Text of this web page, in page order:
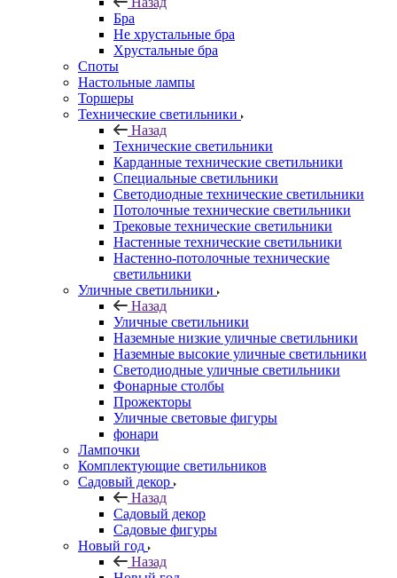
Бра
Не хрустальные бра
Хрустальные бра
Споты
Настольные лампы
Торшеры
Технические светильники
Назад
Технические светильники
Карданные технические светильники
Специальные светильники
Светодиодные технические светильники
Потолочные технические светильники
Трековые технические светильники
Настенные технические светильники
Настенно-потолочные технические
светильники
Уличные светильники
Назад
Уличные светильники
Наземные низкие уличные светильники
Наземные высокие уличные светильники
Светодиодные уличные светильники
Фонарные столбы
Прожекторы
Уличные световые фигуры
фонари
Лампочки
Комплектующие светильников
Садовый декор
Назад
Садовый декор
Садовые фигуры
Новый год
Назад